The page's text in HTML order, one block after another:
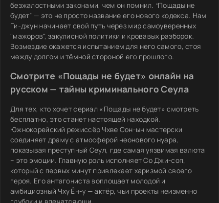
безжалостными законами, чем он помнил. “Пощады не
будет” — это не просто название его нового кодекса. Нам
Ги-джун начинает свой путь через мир самоуверенных
"мажоров", закулисной политики и кровавых разборок.
Возмездие окажется испытанием для него самого, стоя
между долгом и тёмной стороной его прошлого.
Смотрите «Пощады не будет» онлайн на
русском — тайны криминального Сеула
Для тех, кто хочет сериал «Пощады не будет» смотреть
бесплатно, это станет настоящей находкой.
Южнокорейский режиссёр Чхве Сон-ын мастерски
соединяет драму с атмосферой неонового нуара,
показывая преступный Сеул, где самая уязвимая валюта
– это эмоции. Главную роль исполняет Со Джи-соп,
который с первых минут привлекает харизмой своего
героя. Его антагониста воплощает молодой и
амбициозный Чху Ён-у — актёр, чьи проекты неизменно